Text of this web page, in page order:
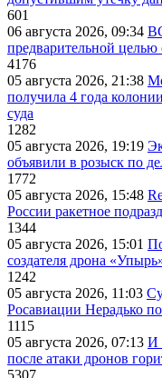
601
06 августа 2026, 09:34
предварительной
4176
05 августа 2026, 21:38
получила 4 года
суда
1282
05 августа 2026, 19:19
объявили в розыск по
1772
05 августа 2026, 15:48
России ракетное
1344
05 августа 2026, 15:01
создателя дрона
1242
05 августа 2026, 11:03
Росавиации Нерадько
1115
05 августа 2026, 07:13 И
после атаки дронов
5307